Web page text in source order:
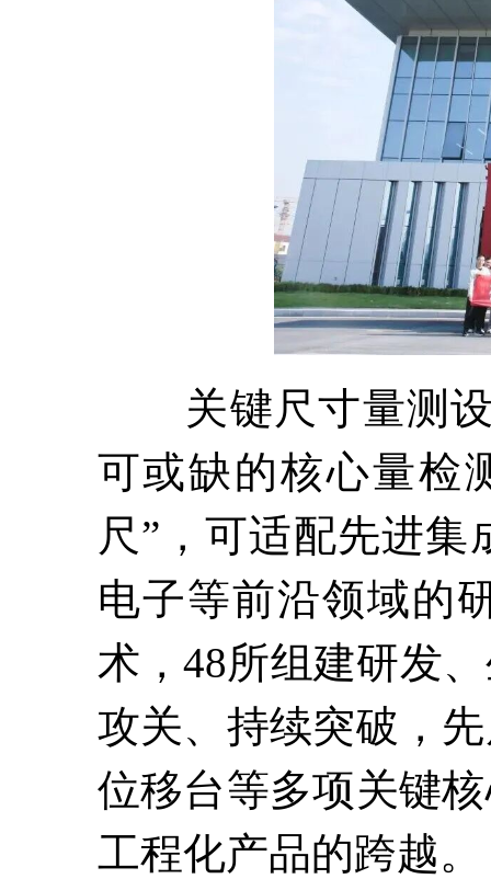
关键尺寸量测设
可或缺的核心量检
尺”，可适配先进
电子等前沿领域的
术，48所组建研发
攻关、持续突破，
位移台等多项关键
工程化产品的跨越。